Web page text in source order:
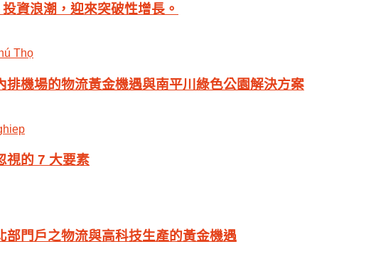
資浪潮，迎來突破性增長。
排機場的物流黃金機遇與南平川綠色公園解決方案
視的 7 大要素
部門戶之物流與高科技生產的黃金機遇